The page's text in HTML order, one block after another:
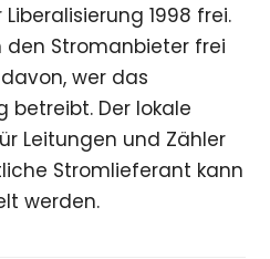
1998 frei.
den Stromanbieter frei
wer das
betreibt. Der lokale
Leitungen und Zähler
Stromlieferant kann
werden.